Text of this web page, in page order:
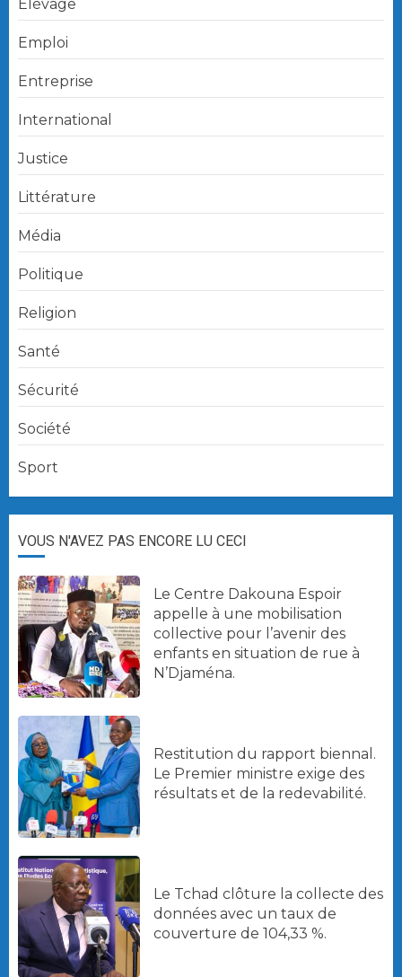
Elévage
Emploi
Entreprise
International
Justice
Littérature
Média
Politique
Religion
Santé
Sécurité
Société
Sport
VOUS N'AVEZ PAS ENCORE LU CECI
Le Centre Dakouna Espoir
appelle à une mobilisation
collective pour l’avenir des
enfants en situation de rue à
N’Djaména.
Restitution du rapport biennal.
Le Premier ministre exige des
résultats et de la redevabilité.
Le Tchad clôture la collecte des
données avec un taux de
couverture de 104,33 %.